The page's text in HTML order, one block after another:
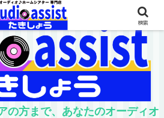
の方まで、あなたのオーディオ
検索